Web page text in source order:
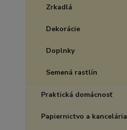
Zrkadlá
Dekorácie
Doplnky
Semená rastlín
Praktická domácnosť
Papiernictvo a kancelária